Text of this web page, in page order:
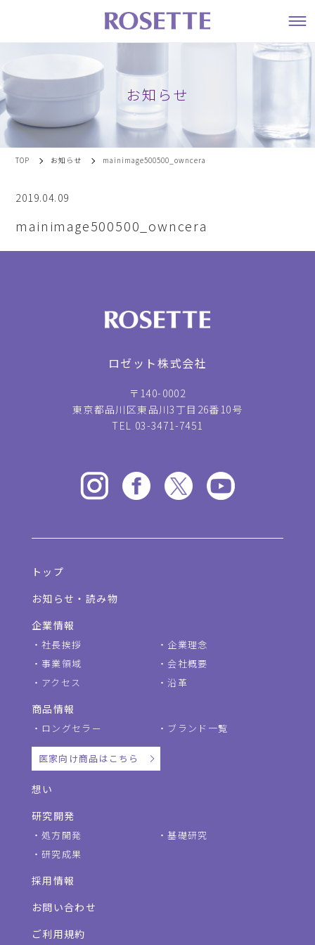
お知らせ
TOP お知らせ mainimage500500_owncera
2019.04.09
mainimage500500_owncera
ロゼット株式会社
〒140-0002
東京都品川区東品川3丁目26番10号
TEL 03-3471-7451
トップ
お知らせ・読み物
企業情報
社長挨拶
企業理念
事業領域
会社概要
アクセス
沿革
商品情報
ロングセラー ブランド一覧
医家向け商品はこちら
想い
研究開発
処方開発
基礎研究
研究成果
採用情報
お問い合わせ
ご利用規約